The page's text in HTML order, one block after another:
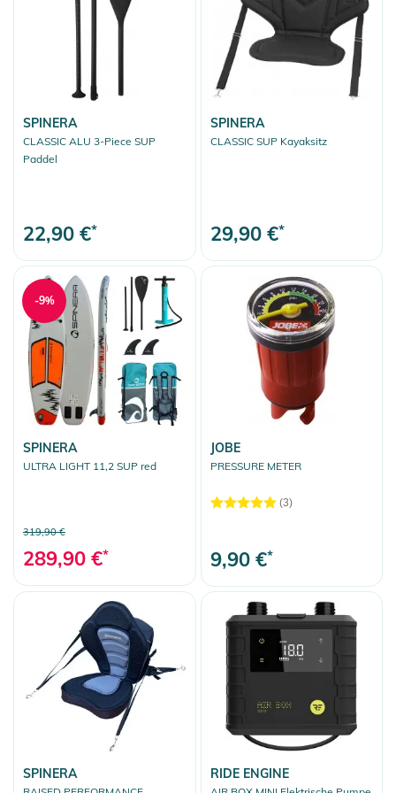
Fashion & More
More Fun
Sport-Zubehör
Auswahl aufheben
SPINERA
CLASSIC ALU 3-Piece SUP
Paddel
22,90 €*
SPINERA
CLASSIC SUP Kayaksitz
29,90 €*
SPINERA
ULTRA LIGHT 11,2 SUP red
319,90 €
289,90 €*
-9%
JOBE
PRESSURE METER
(3)
9,90 €*
SPINERA RIDE ENGINE